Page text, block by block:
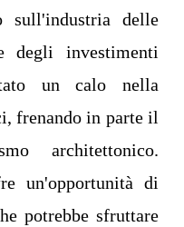
sull'industria delle
degli investimenti
un calo nella
frenando in parte il
architettonico.
un'opportunità di
potrebbe sfruttare